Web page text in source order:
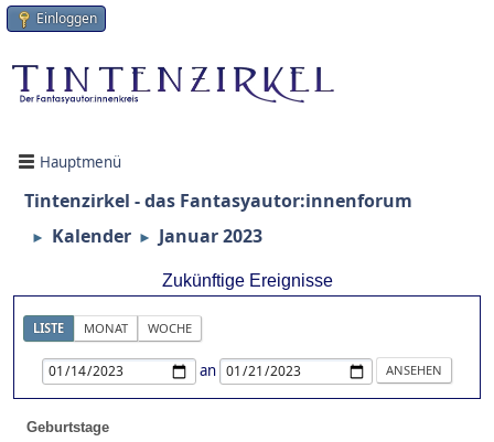
Einloggen
Hauptmenü
Tintenzirkel - das Fantasyautor:innenforum
► Kalender ► Januar 2023
Zukünftige Ereignisse
LISTE MONAT WOCHE
an
Geburtstage